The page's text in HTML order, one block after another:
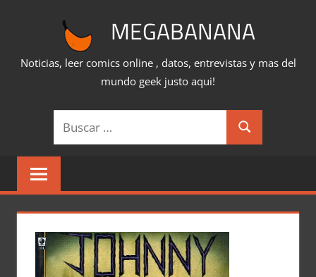
MEGABANANA
Noticias, leer comics online , datos, entrevistas y mas del
mundo geek justo aqui!
Buscar:
Buscar